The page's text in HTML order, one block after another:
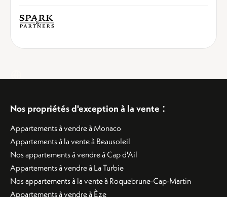
Nos propriétés d'exception à la vente :
Appartements à vendre à Monaco
Appartements à la vente à Beausoleil
Nos appartements à vendre à Cap d'Ail
Appartements à vendre à La Turbie
Nos appartements à la vente à Roquebrune-Cap-Martin
Appartements à vendre à Èze